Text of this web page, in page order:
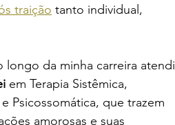
traição tanto individual,
longo da minha carreira atendi
em Terapia Sistêmica,
Psicossomática, que trazem
amorosas e suas